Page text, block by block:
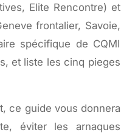
Elite Rencontre) et
frontalier, Savoie,
spécifique de CQMI
et liste les cinq pieges
ce guide vous donnera
éviter les arnaques